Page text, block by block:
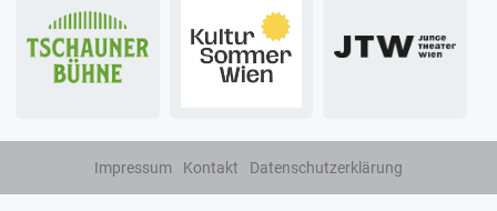
Impressum Kontakt Datenschutzerklärung